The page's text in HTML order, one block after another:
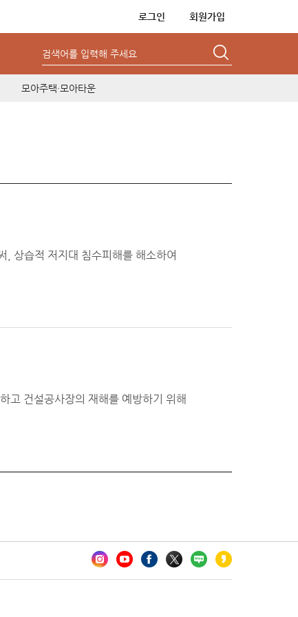
로그인 회원가입
검색어를 입력해 주세요
모아주택·모아타운
, 상습적 저지대 침수피해를 해소하여
고 건설공사장의 재해를 예방하기 위해